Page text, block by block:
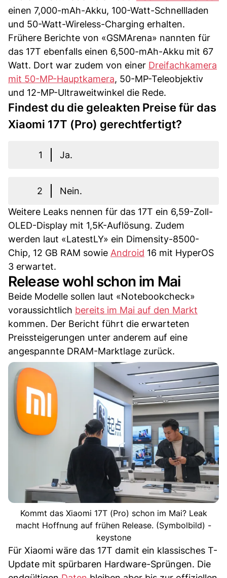
einen 7,000-mAh-Akku, 100-Watt-Schnellladen
und 50-Watt-Wireless-Charging erhalten.
Frühere Berichte von «GSMArena» nannten für
das 17T ebenfalls einen 6,500-mAh-Akku mit 67
Watt. Dort war zudem von einer Dreifachkamera
mit 50-MP-Hauptkamera, 50-MP-Teleobjektiv
und 12-MP-Ultraweitwinkel die Rede.
Findest du die geleakten Preise für das
Xiaomi 17T (Pro) gerechtfertigt?
1 Ja.
2
Nein.
Weitere Leaks nennen für das 17T ein 6,59-Zoll-
OLED-Display mit 1,5K-Auflösung. Zudem
werden laut «LatestLY» ein Dimensity-8500-
Chip, 12 GB RAM sowie Android 16 mit HyperOS
3 erwartet.
Release wohl schon im Mai
Beide Modelle sollen laut «Notebookcheck»
voraussichtlich bereits im Mai auf den Markt
kommen. Der Bericht führt die erwarteten
Preissteigerungen unter anderem auf eine
angespannte DRAM-Marktlage zurück.
Kommt das Xiaomi 17T (Pro) schon im Mai? Leak
macht Hoffnung auf frühen Release. (Symbolbild) -
keystone
Für Xiaomi wäre das 17T damit ein klassisches T-
Update mit spürbaren Hardware-Sprüngen. Die